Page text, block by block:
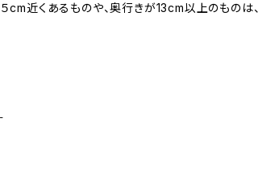
cm近くあるものや、奥行きが13cm以上のものは、